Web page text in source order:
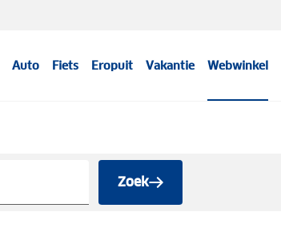
Auto Fiets Eropuit Vakantie Webwinkel
Zoek